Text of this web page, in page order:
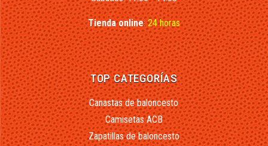
Tienda online:24 horas
TOP CATEGORÍAS
Canastas de baloncesto
Camisetas ACB
Zapatillas de baloncesto